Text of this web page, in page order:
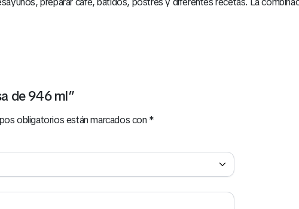
de 946 ml”
obligatorios están marcados con*